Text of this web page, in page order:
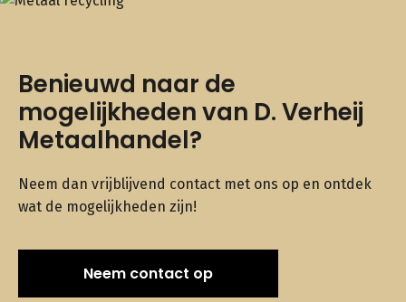
Benieuwd naar de
mogelijkheden van D. Verheij
Metaalhandel?
Neem dan vrijblijvend contact met ons op en ontdek
wat de mogelijkheden zijn!
Neem contact op